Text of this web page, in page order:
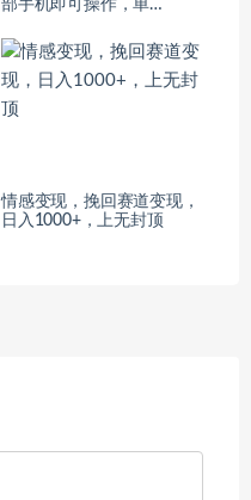
部手机即可操作，单…
情感变现，挽回赛道变现，
日入1000+，上无封顶